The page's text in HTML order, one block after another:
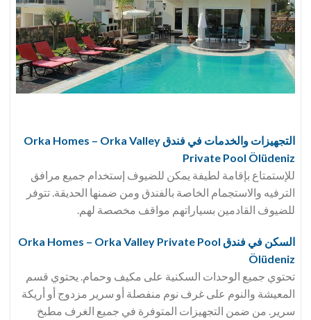
التجهيزات والخدمات في فندق Orka Homes – Orka Valley
Private Pool Ölüdeniz
للإستمتاع بإقامة لطيفة يمكن للضيوف إستخدام جميع مرافق
الترفيه والاستجمام الخاصة بالفندق ومن ضمنها الحديقة. تتوفر
للضيوف القادمين بسياراتهم مواقف مخصصة لهم.
السكن في فندق Orka Homes – Orka Valley Private Pool
Ölüdeniz
تحتوي جميع الوحدات السكنية على مكيف وحمام. يحتوي قسم
المعيشة والنوم على غرف نوم منفصلة أو سرير مزدوج أو أريكة
سرير. من ضمن التجهيزات المتوفرة في جميع الغرف مطبخ